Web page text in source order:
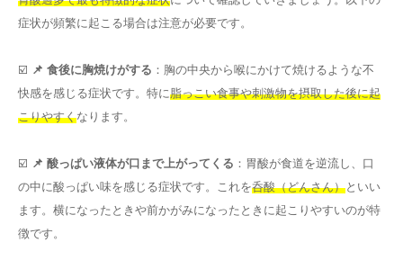
症状が頻繁に起こる場合は注意が必要です。
☑️ 📌 食後に胸焼けがする ：胸の中央から喉にかけて焼けるような不
快感を感じる症状です。特に脂っこい食事や刺激物を摂取した後に起
こりやすくなります。
☑️ 📌 酸っぱい液体が口まで上がってくる ：胃酸が食道を逆流し、口
の中に酸っぱい味を感じる症状です。これを呑酸（どんさん）といい
ます。横になったときや前かがみになったときに起こりやすいのが特
徴です。